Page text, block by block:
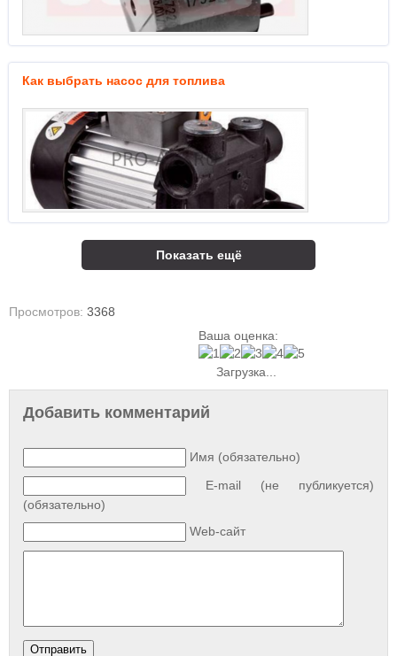
Как выбрать насос для топлива
Показать ещё
Просмотров: 3368
Ваша оценка:
Загрузка...
Добавить комментарий
Имя (обязательно)
E-mail (не публикуется)
(обязательно)
Web-сайт